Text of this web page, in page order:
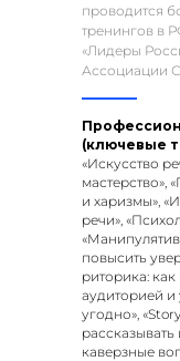
проводится
тренингов в
«Лидеры
Ассоциации
(ключевые
«Искусство
мастерство»,
и харизмы»,
речи»,
повысить
риторика:
аудиторией и
угодно»,
рассказывать
каверзные